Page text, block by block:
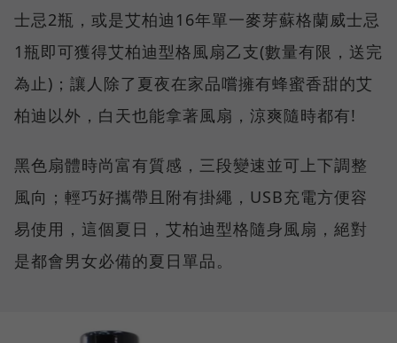
士忌2瓶，或是艾柏迪16年單一麥芽蘇格蘭威士忌
1瓶即可獲得艾柏迪型格風扇乙支(數量有限，送完
為止)；讓人除了夏夜在家品嚐擁有蜂蜜香甜的艾
柏迪以外，白天也能拿著風扇，涼爽隨時都有!
黑色扇體時尚富有質感，三段變速並可上下調整
風向；輕巧好攜帶且附有掛繩，USB充電方便容
易使用，這個夏日，艾柏迪型格隨身風扇，絕對
是都會男女必備的夏日單品。